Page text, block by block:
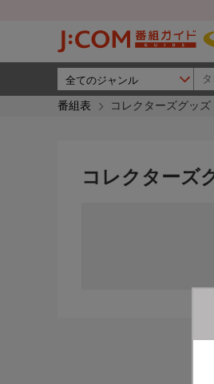
番組表 コレクターズグッ
コレクターズ